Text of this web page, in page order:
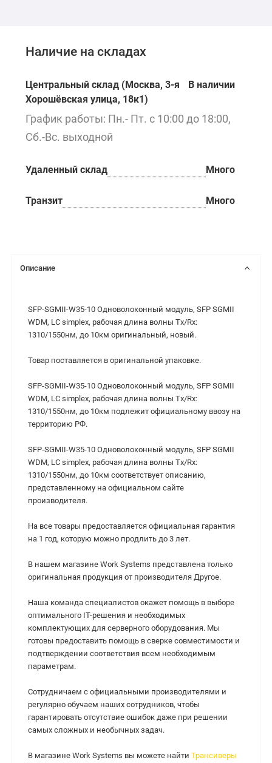
Наличие на складах
Центральный склад (Москва, 3-я
Хорошёвская улица, 18к1)
В наличии
График работы: Пн.- Пт. с 10:00 до 18:00,
Сб.-Вс. выходной
Удаленный склад Много
Транзит Много
Описание
SFP-SGMII-W35-10 Одноволоконный модуль, SFP SGMII
WDM, LC simplex, рабочая длина волны Tx/Rx:
1310/1550нм, до 10км оригинальный, новый.
Товар поставляется в оригинальной упаковке.
SFP-SGMII-W35-10 Одноволоконный модуль, SFP SGMII
WDM, LC simplex, рабочая длина волны Tx/Rx:
1310/1550нм, до 10км подлежит официальному ввозу на
территорию РФ.
SFP-SGMII-W35-10 Одноволоконный модуль, SFP SGMII
WDM, LC simplex, рабочая длина волны Tx/Rx:
1310/1550нм, до 10км соответствует описанию,
представленному на официальном сайте
производителя.
На все товары предоставляется официальная гарантия
на 1 год, которую можно продлить до 3 лет.
В нашем магазине Work Systems представлена только
оригинальная продукция от производителя Другое.
Наша команда специалистов окажет помощь в выборе
оптимального IT-решения и необходимых
комплектующих для серверного оборудования. Мы
готовы предоставить помощь в сверке совместимости и
подтверждении соответствия всем необходимым
параметрам.
Сотрудничаем с официальными производителями и
регулярно обучаем наших сотрудников, чтобы
гарантировать отсутствие ошибок даже при решении
самых сложных и необычных задач.
В магазине Work Systems вы можете найти Трансиверы